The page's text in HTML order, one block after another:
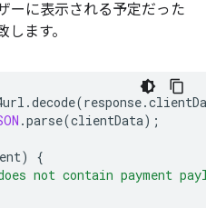
ーに表示される予定だった
ます。
.decode(response.
.parse(clientData);
)
{
not contain payment